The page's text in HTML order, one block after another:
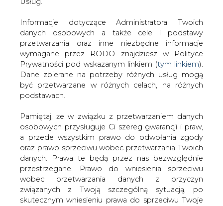
danych. Prawa te będą przez nas bezwzględnie
przestrzegane. Prawo do wniesienia sprzeciwu
wobec przetwarzania danych z przyczyn
związanych z Twoją szczególną sytuacją, po
skutecznym wniesieniu prawa do sprzeciwu Twoje
dane nie będą przetwarzane o ile nie będzie istnieć
ważna prawnie uzasadniona podstawa do
przetwarzania, nadrzędna wobec Twoich interesów,
praw i wolności lub podstawa do ustalenia,
dochodzenia lub obrony roszczeń. Twoje dane nie
będą przetwarzane w celu marketingu własnego
po zgłoszeniu sprzeciwu. Jeżeli więc nie zgadzasz
się z naszą oceną niezbędności przetwarzania
Twoich danych lub masz inne zastrzeżenia w tym
zakresie, koniecznie zgłoś sprzeciw lub prześlij nam
swoje zastrzeżenia na adres Inspektora Ochrony
Danych Osobowych pod adres
iod@are.waw.pl
Wycofanie zgody nie wpływa na zgodność z
prawem przetwarzania dokonanego przed jej
roku na rok zwiększają się tzw. obowiązki dotyczące
zakupu drogiej energii ze źródeł odnawialnych (wodnych,
wiatrowych czy ze spalania biomasy – tzw. zielonej
energii) oraz z kogeneracji (wytwarzania prądu przy okazji
produkcji ciepła – tzw. czerwona energia).
Podobny efekt w najbliższym czasie wywoła udział Polski
w europejskim systemie handlu emisjami dwutlenku
Prąd nie musi drożeć wszędzie tak samo, bo na rynku
działają rożne przedsiębiorstwa i każde z nich może
funkcjonować z inną efektywnością. Konkurencja
wymusza ograniczanie kosztów, a potrzeba
poszukiwania nowych klientów podpowiada nowe
pomysły na atrakcyjne oferty. To oczywiste – tak dzieje
się na wszystkich konkurencyjnych rynkach. Polska
elektroenergetyka na działalność w warunkach pełnej